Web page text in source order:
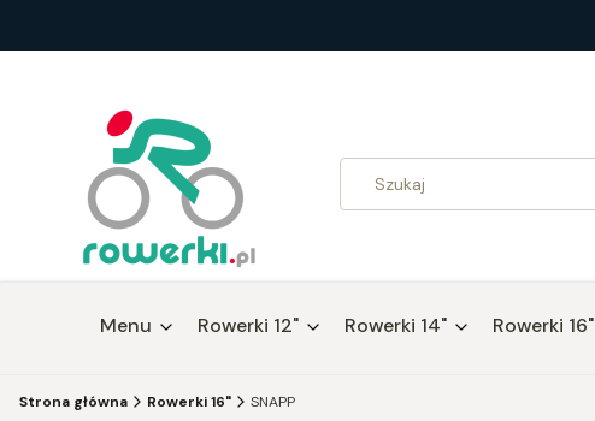
Menu Rowerki 12" Rowerki 14" Rowerki 16"
Strona główna Rowerki 16" SNAPP